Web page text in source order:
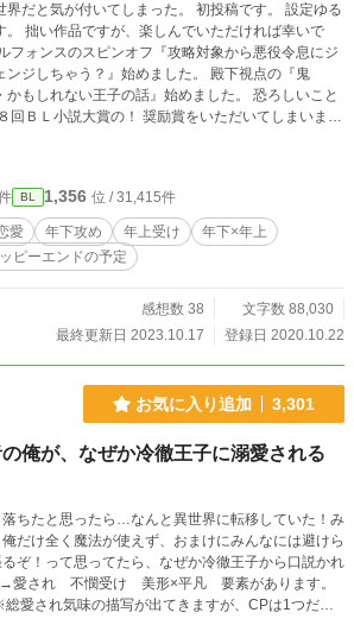
気が付いてしまった。 初投稿です。 設定ゆる
。 拙い作品ですが、楽しんでいただければ幸いで
しちゃう？』始めました。 殿下視点の『鬼
もしれない王子の話』始めました。 恐ろしいこと
回ＢＬ小説大賞の！ 奨励賞をいただいてしまいまし
Дﾟ))))))) 皆様への感謝といたしまして、 番外編を追
結しなかったっけ？ 急に思いついたのでまた番外編
みました(;^_^A
BL 1,356 位 / 31,415件
愛 年下攻め 年上受け
年下×年上
ピーエンドの予定
感想数 38
文字数 88,030
最終更新日 2023.10.17
登録日 2020.10.22
お気に入り追加 3,301
俺が、なぜか冷徹王子に溺愛される
ちたと思ったら…なんと異世界に転移していた！み
だけ全く魔法が使えず、おまけにみんなには避けら
ぞ！って思ってたら、なぜか冷徹王子から口説かれ
愛され気味の描写が出てきますが、CPは1つだけ